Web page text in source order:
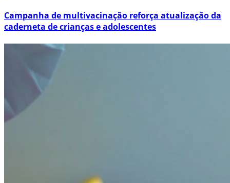
Campanha de multivacinação reforça atualização da
caderneta de crianças e adolescentes